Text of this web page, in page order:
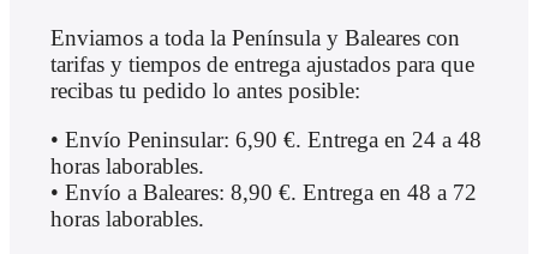
Enviamos a toda la Península y Baleares con
tarifas y tiempos de entrega ajustados para que
recibas tu pedido lo antes posible:
• Envío Peninsular: 6,90 €. Entrega en 24 a 48
horas laborables.
• Envío a Baleares: 8,90 €. Entrega en 48 a 72
horas laborables.